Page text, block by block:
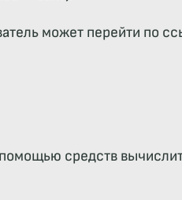
может перейти по
средств